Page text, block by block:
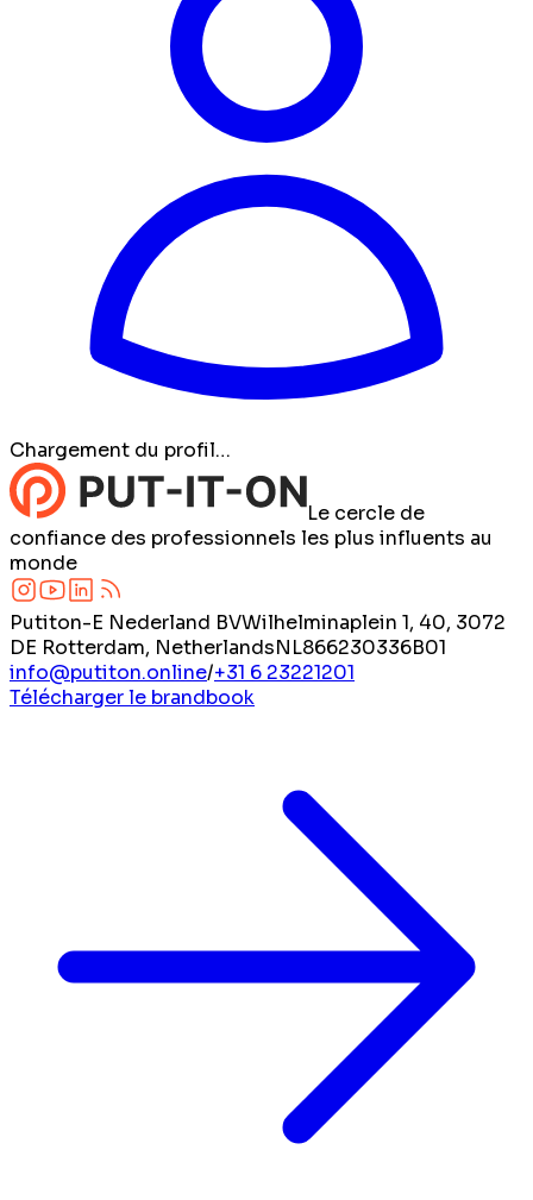
Chargement du profil…
Le cercle de
confiance des professionnels les plus influents au
monde
Putiton-E Nederland BVWilhelminaplein 1, 40, 3072
DE Rotterdam, NetherlandsNL866230336B01
info@putiton.online/+31 6 23221201
Télécharger le brandbook